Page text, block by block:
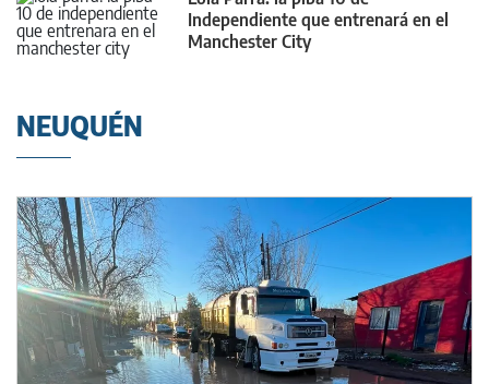
Independiente que entrenará en el
Manchester City
NEUQUÉN